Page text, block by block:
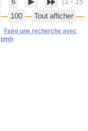
100 Tout afficher
Faire une recherche avec
pmb